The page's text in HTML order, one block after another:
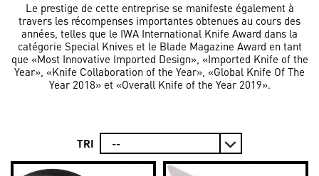
Le prestige de cette entreprise se manifeste également à
travers les récompenses importantes obtenues au cours des
années, telles que le IWA International Knife Award dans la
catégorie Special Knives et le Blade Magazine Award en tant
que «Most Innovative Imported Design», «Imported Knife of the
Year», «Knife Collaboration of the Year», «Global Knife Of The
Year 2018» et «Overall Knife of the Year 2019».
TRI